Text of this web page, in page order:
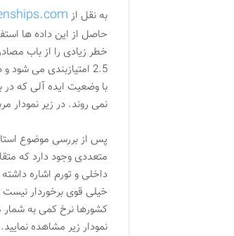
به نقل از
خطر زیادی را از باب
با وضعیت ایده آلی که در
نمی روند. در زیر
پس از بررسی موضوع
متعددی وجود دارد که
داخلی و تورم اشاره
کشورها نرخ کمی به شمار
نمودار زیر مشاهده نمایید.